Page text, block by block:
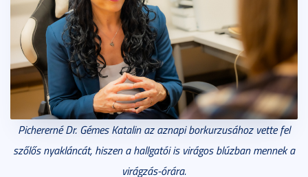
Pichererné Dr. Gémes Katalin az aznapi borkurzusához vette fel
szőlős nyakláncát, hiszen a hallgatói is virágos blúzban mennek a
virágzás-órára.